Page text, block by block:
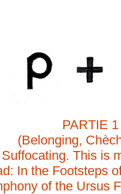
PARTIE 1
(Belonging,
This is
In the Footsteps
of the Ursus